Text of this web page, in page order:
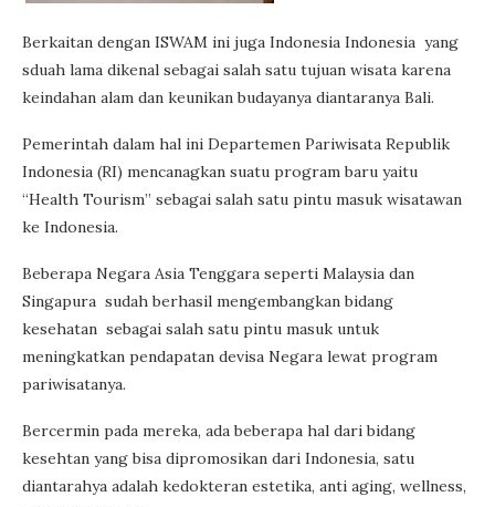
Berkaitan dengan ISWAM ini juga Indonesia Indonesia yang
sduah lama dikenal sebagai salah satu tujuan wisata karena
keindahan alam dan keunikan budayanya diantaranya Bali.
Pemerintah dalam hal ini Departemen Pariwisata Republik
Indonesia (RI) mencanagkan suatu program baru yaitu
“Health Tourism” sebagai salah satu pintu masuk wisatawan
ke Indonesia.
Beberapa Negara Asia Tenggara seperti Malaysia dan
Singapura sudah berhasil mengembangkan bidang
kesehatan sebagai salah satu pintu masuk untuk
meningkatkan pendapatan devisa Negara lewat program
pariwisatanya.
Bercermin pada mereka, ada beberapa hal dari bidang
kesehtan yang bisa dipromosikan dari Indonesia, satu
diantarahya adalah kedokteran estetika, anti aging, wellness,